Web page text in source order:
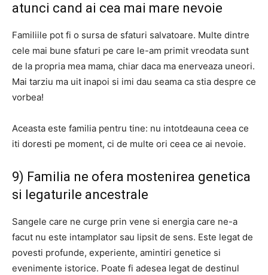
atunci cand ai cea mai mare nevoie
Familiile pot fi o sursa de sfaturi salvatoare. Multe dintre
cele mai bune sfaturi pe care le-am primit vreodata sunt
de la propria mea mama, chiar daca ma enerveaza uneori.
Mai tarziu ma uit inapoi si imi dau seama ca stia despre ce
vorbea!
Aceasta este familia pentru tine: nu intotdeauna ceea ce
iti doresti pe moment, ci de multe ori ceea ce ai nevoie.
9) Familia ne ofera mostenirea genetica
si legaturile ancestrale
Sangele care ne curge prin vene si energia care ne-a
facut nu este intamplator sau lipsit de sens. Este legat de
povesti profunde, experiente, amintiri genetice si
evenimente istorice. Poate fi adesea legat de destinul